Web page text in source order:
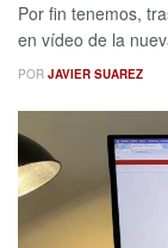
Por fin tenemos,
en vídeo de la
POR JAVIER SUAREZ